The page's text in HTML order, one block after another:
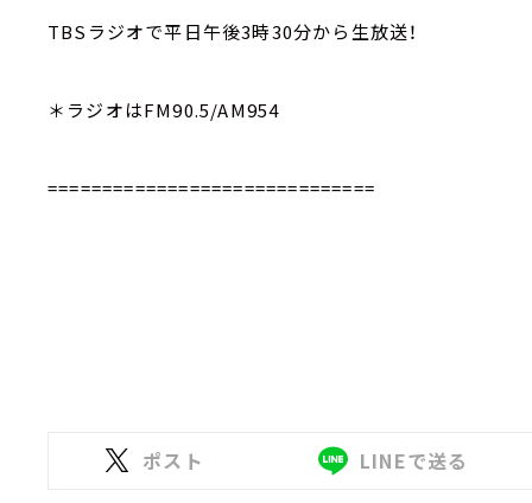
TBSラジオで平日午後3時30分から生放送！
＊ラジオはFM90.5/AM954
==============================
ポスト LINEで送る